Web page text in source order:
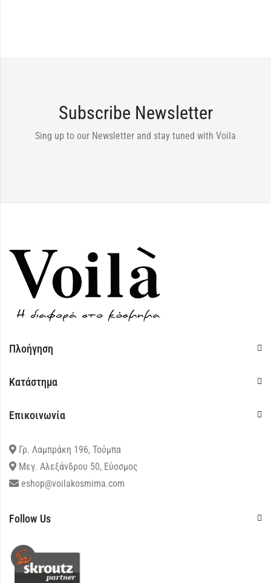
Subscribe Newsletter
Sing up to our Newsletter and stay tuned with Voila
Πλοήγηση
Κατάστημα
Επικοινωνία
Γρ. Λαμπράκη 196, Τούμπα
Μεγ. Αλεξάνδρου 50, Εύοσμος
eshop@voilakosmima.com
Follow Us